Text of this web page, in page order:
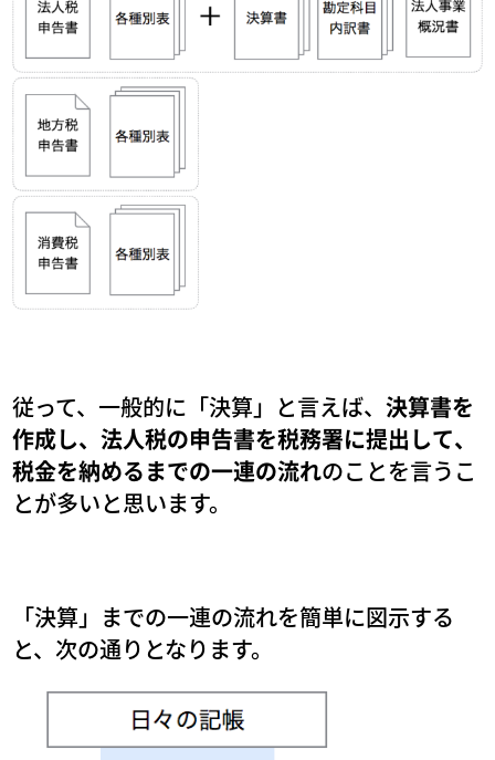
従って、一般的に「決算」と言えば、決算書を
作成し、法人税の申告書を税務署に提出して、
税金を納めるまでの一連の流れのことを言うこ
とが多いと思います。
「決算」までの一連の流れを簡単に図示する
と、次の通りとなります。